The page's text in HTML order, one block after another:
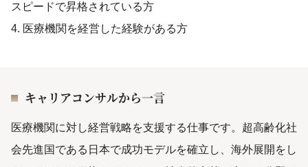
スピードで昇格されている方
4. 医療機関を経営した経験がある方
キャリアコンサルから一言
医療機関に対し経営戦略を支援する仕事です。超高齢化社
会先進国である日本で成功モデルを確立し、海外展開をし